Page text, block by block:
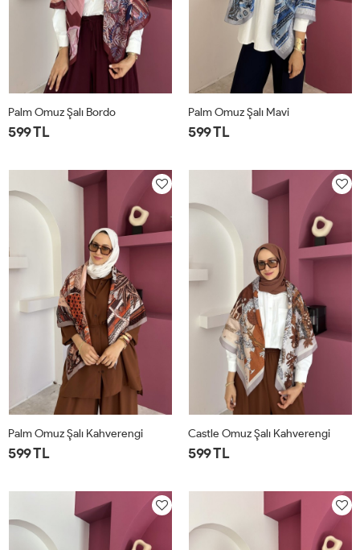
Palm Omuz Şalı Bordo
599 TL
Palm Omuz Şalı Mavi
599 TL
Palm Omuz Şalı Kahverengi
599 TL
Castle Omuz Şalı Kahverengi
599 TL